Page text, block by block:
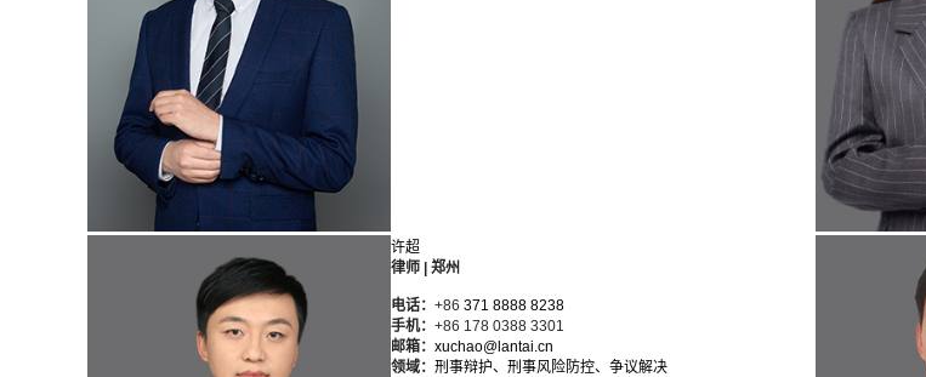
许超
律师 | 郑州
电话： +86 371 8888 8238
手机： +86 178 0388 3301
邮箱： xuchao@lantai.cn
领域： 刑事辩护、刑事风险防控、争议解决